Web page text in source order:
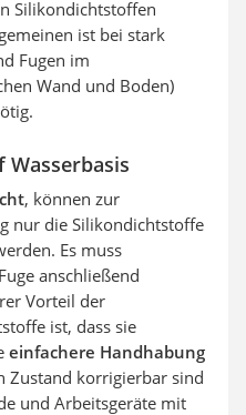
Silikondichtstoffen
ist bei stark
Fugen im
Wand und Boden)
Wasserbasis
, können zur
nur die Silikondichtstoffe
Es muss
anschließend
Vorteil der
ist, dass sie
einfachere Handhabung
Zustand korrigierbar sind
und Arbeitsgeräte mit